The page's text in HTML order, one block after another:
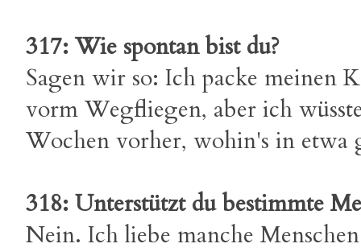
317: Wie spontan bist du?
Sagen wir so: Ich packe meinen
vorm Wegfliegen, aber ich
Wochen vorher, wohin's in etwa
318: Unterstützt du bestimmte
Nein. Ich liebe manche